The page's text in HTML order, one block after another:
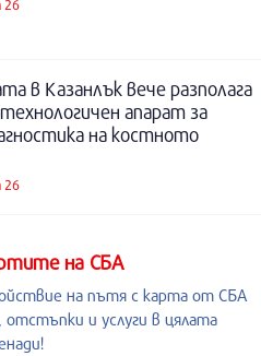
26
в Казанлък вече разполага
апарат за
на костното
26
на СБА
на пътя с карта от СБА
и услуги в цялата